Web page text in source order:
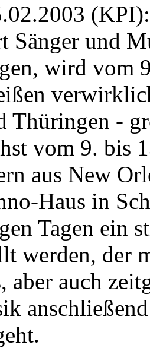
Sänger und
wird vom
Thüringen -
vom 9. bis
aus New
Haus in
Tagen ein
werden, der
aber auch